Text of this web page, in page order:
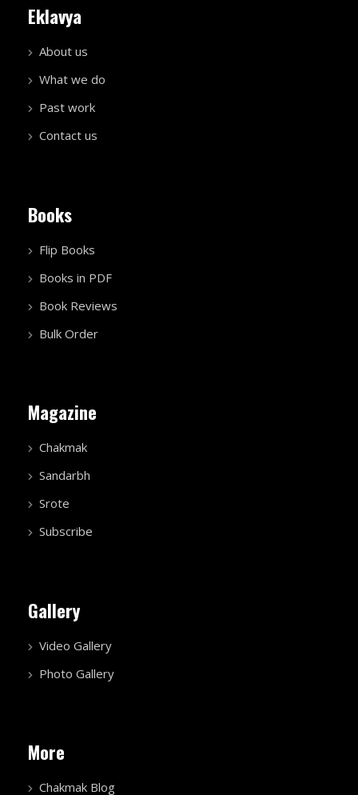
Eklavya
About us
What we do
Past work
Contact us
Books
Flip Books
Books in PDF
Book Reviews
Bulk Order
Magazine
Chakmak
Sandarbh
Srote
Subscribe
Gallery
Video Gallery
Photo Gallery
More
Chakmak Blog